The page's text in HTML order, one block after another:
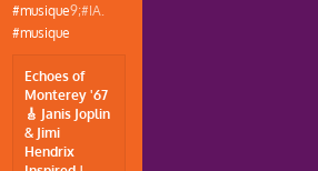
#musique9;#IA.
#musique
Echoes of
Monterey '67
🎸 Janis Joplin
& Jimi
Hendrix